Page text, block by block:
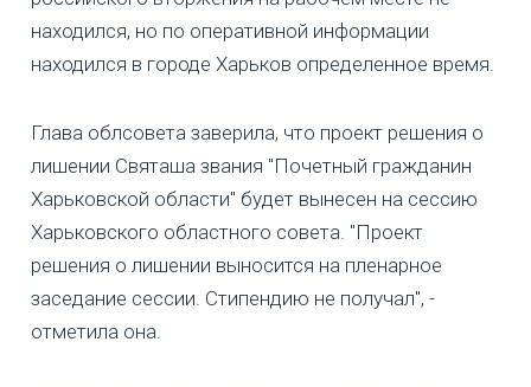
находился, но по оперативной информации
находился в городе Харьков определенное время.
Глава облсовета заверила, что проект решения о
лишении Святаша звания "Почетный гражданин
Харьковской области" будет вынесен на сессию
Харьковского областного совета. "Проект
решения о лишении выносится на пленарное
заседание сессии. Стипендию не получал", -
отметила она.